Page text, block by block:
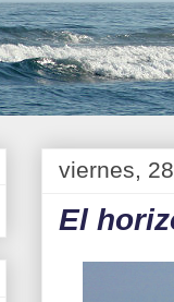
viernes,
El